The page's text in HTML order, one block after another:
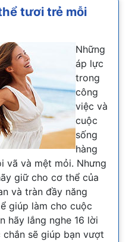
tươi trẻ mỗi
Những
áp lực
trong
công
việc và
cuộc
sống
hàng
vã và mệt mỏi. Nhưng
giữ cho cơ thể của
và tràn đầy năng
giúp làm cho cuộc
hãy lắng nghe 16 lời
sẽ giúp bạn vượt